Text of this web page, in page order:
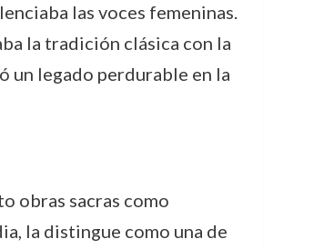
las voces femeninas.
la tradición clásica con la
un legado perdurable en la
obras sacras como
la distingue como una de